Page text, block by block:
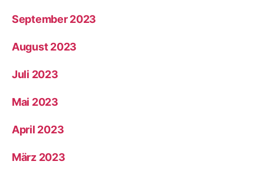
September 2023
August 2023
Juli 2023
Mai 2023
April 2023
März 2023